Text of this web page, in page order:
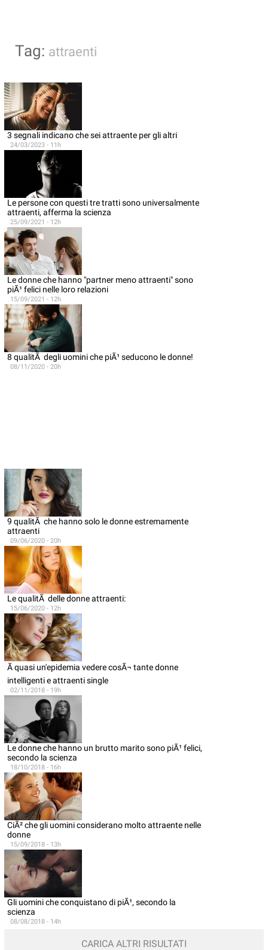
Tag: attraenti
3 segnali indicano che sei attraente per gli altri
24/03/2023 - 11h
Le persone con questi tre tratti sono universalmente
attraenti, afferma la scienza
25/09/2021 - 12h
Le donne che hanno "partner meno attraenti" sono
piÃ¹ felici nelle loro relazioni
15/09/2021 - 12h
8 qualitÃ degli uomini che piÃ¹ seducono le donne!
08/11/2020 - 20h
9 qualitÃ che hanno solo le donne estremamente
attraenti
09/06/2020 - 20h
Le qualitÃ delle donne attraenti:
15/06/2020 - 12h
Ã quasi un'epidemia vedere cosÃ¬ tante donne
intelligenti e attraenti single
02/11/2018 - 19h
Le donne che hanno un brutto marito sono piÃ¹ felici,
secondo la scienza
18/10/2018 - 16h
CiÃ² che gli uomini considerano molto attraente nelle
donne
15/09/2018 - 13h
Gli uomini che conquistano di piÃ¹, secondo la
scienza
08/08/2018 - 14h
CARICA ALTRI RISULTATI